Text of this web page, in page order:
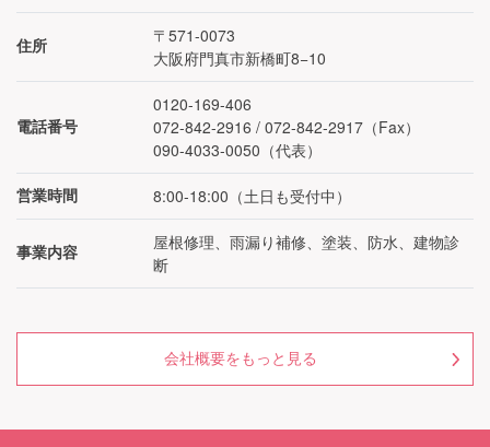
相談する
相談する
相談する
住所
〒571-0073
大阪府門真市新橋町8−10
電話番号
0120-169-406
072-842-2916 / 072-842-2917（Fax）
090-4033-0050 （代表）
営業時間 8:00-18:00 （土日も受付中 ）
事業内容
屋根修理、雨漏り補修、塗装、防水、建物診
断
会社概要をもっと見る